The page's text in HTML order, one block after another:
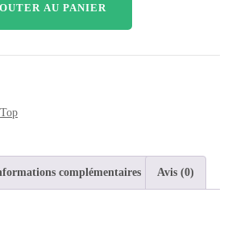
AU PANIER
Top
complémentaires Avis (0)